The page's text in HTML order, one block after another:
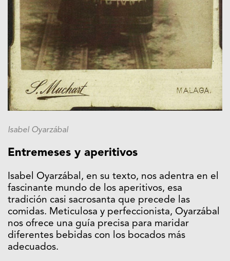
Isabel Oyarzábal
Entremeses y aperitivos
Isabel Oyarzábal, en su texto, nos adentra en el
fascinante mundo de los aperitivos, esa
tradición casi sacrosanta que precede las
comidas. Meticulosa y perfeccionista, Oyarzábal
nos ofrece una guía precisa para maridar
diferentes bebidas con los bocados más
adecuados.